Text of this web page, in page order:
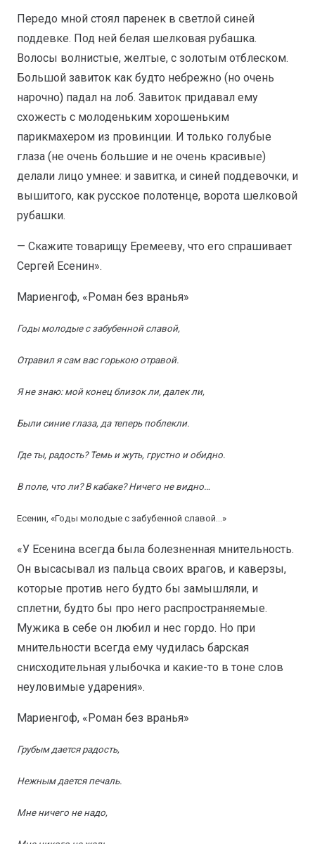
Передо мной стоял паренек в светлой синей
поддевке. Под ней белая шелковая рубашка.
Волосы волнистые, желтые, с золотым отблеском.
Большой завиток как будто небрежно (но очень
нарочно) падал на лоб. Завиток придавал ему
схожесть с молоденьким хорошеньким
парикмахером из провинции. И только голубые
глаза (не очень большие и не очень красивые)
делали лицо умнее: и завитка, и синей поддевочки, и
вышитого, как русское полотенце, ворота шелковой
рубашки.
— Скажите товарищу Еремееву, что его спрашивает
Сергей Есенин».
Мариенгоф, «Роман без вранья»
Годы молодые с забубенной славой,
Отравил я сам вас горькою отравой.
Я не знаю: мой конец близок ли, далек ли,
Были синие глаза, да теперь поблекли.
Где ты, радость? Темь и жуть, грустно и обидно.
В поле, что ли? В кабаке? Ничего не видно…
Есенин, «Годы молодые с забубенной славой…»
«У Есенина всегда была болезненная мнительность.
Он высасывал из пальца своих врагов, и каверзы,
которые против него будто бы замышляли, и
сплетни, будто бы про него распространяемые.
Мужика в себе он любил и нес гордо. Но при
мнительности всегда ему чудилась барская
снисходительная улыбочка и какие-то в тоне слов
неуловимые ударения».
Мариенгоф, «Роман без вранья»
Грубым дается радость,
Нежным дается печаль.
Мне ничего не надо,